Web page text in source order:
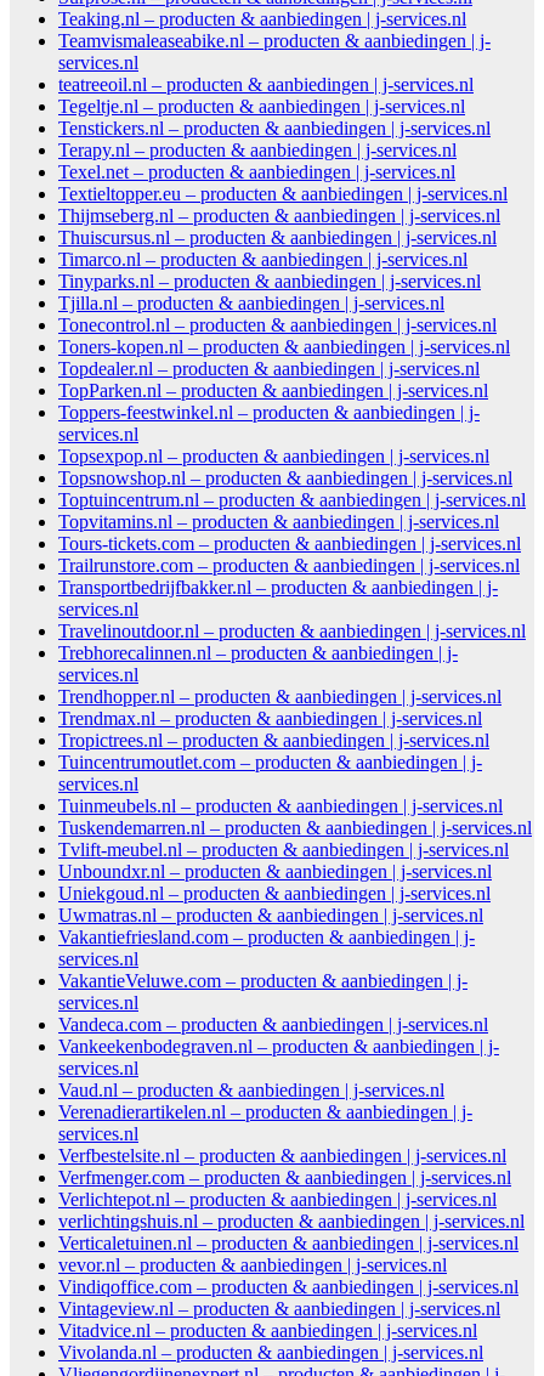
Teaking.nl – producten & aanbiedingen | j-services.nl
Teamvismaleaseabike.nl – producten & aanbiedingen | j-
services.nl
teatreeoil.nl – producten & aanbiedingen | j-services.nl
Tegeltje.nl – producten & aanbiedingen | j-services.nl
Tenstickers.nl – producten & aanbiedingen | j-services.nl
Terapy.nl – producten & aanbiedingen | j-services.nl
Texel.net – producten & aanbiedingen | j-services.nl
Textieltopper.eu – producten & aanbiedingen | j-services.nl
Thijmseberg.nl – producten & aanbiedingen | j-services.nl
Thuiscursus.nl – producten & aanbiedingen | j-services.nl
Timarco.nl – producten & aanbiedingen | j-services.nl
Tinyparks.nl – producten & aanbiedingen | j-services.nl
Tjilla.nl – producten & aanbiedingen | j-services.nl
Tonecontrol.nl – producten & aanbiedingen | j-services.nl
Toners-kopen.nl – producten & aanbiedingen | j-services.nl
Topdealer.nl – producten & aanbiedingen | j-services.nl
TopParken.nl – producten & aanbiedingen | j-services.nl
Toppers-feestwinkel.nl – producten & aanbiedingen | j-
services.nl
Topsexpop.nl – producten & aanbiedingen | j-services.nl
Topsnowshop.nl – producten & aanbiedingen | j-services.nl
Toptuincentrum.nl – producten & aanbiedingen | j-services.nl
Topvitamins.nl – producten & aanbiedingen | j-services.nl
Tours-tickets.com – producten & aanbiedingen | j-services.nl
Trailrunstore.com – producten & aanbiedingen | j-services.nl
Transportbedrijfbakker.nl – producten & aanbiedingen | j-
services.nl
Travelinoutdoor.nl – producten & aanbiedingen | j-services.nl
Trebhorecalinnen.nl – producten & aanbiedingen | j-
services.nl
Trendhopper.nl – producten & aanbiedingen | j-services.nl
Trendmax.nl – producten & aanbiedingen | j-services.nl
Tropictrees.nl – producten & aanbiedingen | j-services.nl
Tuincentrumoutlet.com – producten & aanbiedingen | j-
services.nl
Tuinmeubels.nl – producten & aanbiedingen | j-services.nl
Tuskendemarren.nl – producten & aanbiedingen | j-services.nl
Tvlift-meubel.nl – producten & aanbiedingen | j-services.nl
Unboundxr.nl – producten & aanbiedingen | j-services.nl
Uniekgoud.nl – producten & aanbiedingen | j-services.nl
Uwmatras.nl – producten & aanbiedingen | j-services.nl
Vakantiefriesland.com – producten & aanbiedingen | j-
services.nl
VakantieVeluwe.com – producten & aanbiedingen | j-
services.nl
Vandeca.com – producten & aanbiedingen | j-services.nl
Vankeekenbodegraven.nl – producten & aanbiedingen | j-
services.nl
Vaud.nl – producten & aanbiedingen | j-services.nl
Verenadierartikelen.nl – producten & aanbiedingen | j-
services.nl
Verfbestelsite.nl – producten & aanbiedingen | j-services.nl
Verfmenger.com – producten & aanbiedingen | j-services.nl
Verlichtepot.nl – producten & aanbiedingen | j-services.nl
verlichtingshuis.nl – producten & aanbiedingen | j-services.nl
Verticaletuinen.nl – producten & aanbiedingen | j-services.nl
vevor.nl – producten & aanbiedingen | j-services.nl
Vindiqoffice.com – producten & aanbiedingen | j-services.nl
Vintageview.nl – producten & aanbiedingen | j-services.nl
Vitadvice.nl – producten & aanbiedingen | j-services.nl
Vivolanda.nl – producten & aanbiedingen | j-services.nl